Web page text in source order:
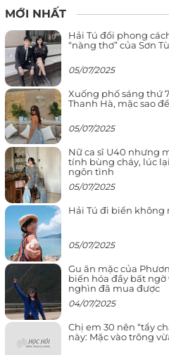
MỚI NHẤT
Hải Tú đổi phong
“nàng thơ” của Sơn
05/07/2025
Xuống phố sáng thứ
Thanh Hà, mặc sao
05/07/2025
Nữ ca sĩ U40 nhưng
tính bùng cháy, lúc
ngôn tình
05/07/2025
Hải Tú đi biển không
05/07/2025
Gu ăn mặc của
biến hóa đầy bất
nghìn đã mua được
04/07/2025
Chị em 30 nên “tẩy
này: Mặc vào trông